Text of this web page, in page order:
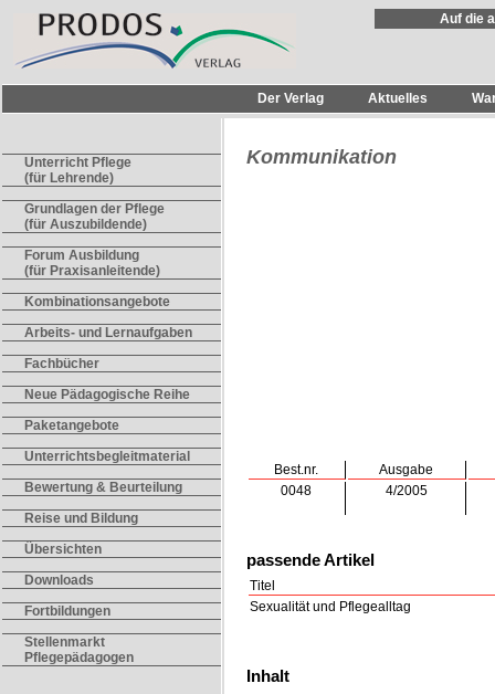
Auf die
Der Verlag Aktuelles
Unterricht Pflege
(für Lehrende)
Grundlagen der Pflege
(für Auszubildende)
Forum Ausbildung
(für Praxisanleitende)
Kombinationsangebote
Arbeits- und Lernaufgaben
Fachbücher
Neue Pädagogische Reihe
Paketangebote
Unterrichtsbegleitmaterial
Bewertung & Beurteilung
Reise und Bildung
Übersichten
Downloads
Fortbildungen
Stellenmarkt
Pflegepädagogen
Kommunikation
Best.nr.
Ausgabe
0048
4/2005
passende Artikel
Titel
Sexualität und Pflegealltag
Inhalt